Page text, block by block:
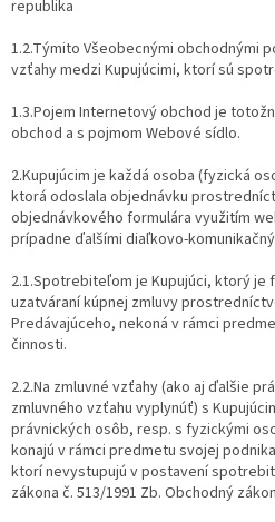
republika
1.2.Týmito Všeobecnými obchodnými
vzťahy medzi Kupujúcimi, ktorí sú
1.3.Pojem Internetový obchod je
obchod a s pojmom Webové sídlo.
2.Kupujúcim je každá osoba (fyzická
ktorá odoslala objednávku
objednávkového formulára využitím
prípadne ďalšími diaľkovo-
2.1.Spotrebiteľom je Kupujúci, ktorý
uzatváraní kúpnej zmluvy
Predávajúceho, nekoná v rámci
činnosti.
2.2.Na zmluvné vzťahy (ako aj ďalšie
zmluvného vzťahu vyplynúť) s
právnických osôb, resp. s fyzickými
konajú v rámci predmetu svojej
ktorí nevystupujú v postavení
zákona č. 513/1991 Zb. Obchodný